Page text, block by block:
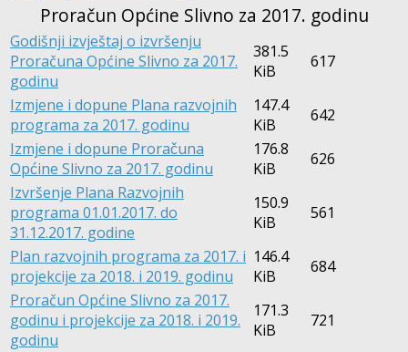
Proračun Općine Slivno za 2017. godinu
Godišnji izvještaj o izvršenju
Proračuna Općine Slivno za 2017.
godinu
381.5
KiB
617
Izmjene i dopune Plana razvojnih
programa za 2017. godinu
147.4
KiB
642
Izmjene i dopune Proračuna
Općine Slivno za 2017. godinu
176.8
KiB
626
Izvršenje Plana Razvojnih
programa 01.01.2017. do
31.12.2017. godine
150.9
KiB
561
Plan razvojnih programa za 2017. i
projekcije za 2018. i 2019. godinu
146.4
KiB
684
Proračun Općine Slivno za 2017.
godinu i projekcije za 2018. i 2019.
godinu
171.3
KiB
721